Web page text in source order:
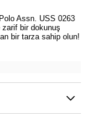
Assn. USS 0263
bir dokunuş
bir tarza sahip olun!